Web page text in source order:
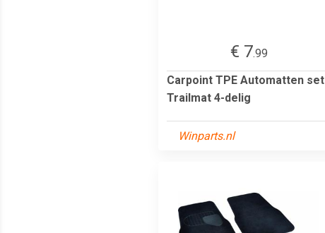
€ 7.99
Carpoint TPE Automatten set
Trailmat 4-delig
Winparts.nl